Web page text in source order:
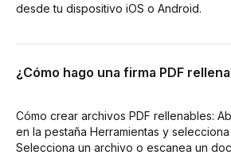
desde tu dispositivo iOS o Android.
¿Cómo hago una firma PDF
Cómo crear archivos PDF rellenables:
en la pestaña Herramientas y
Selecciona un archivo o escanea un